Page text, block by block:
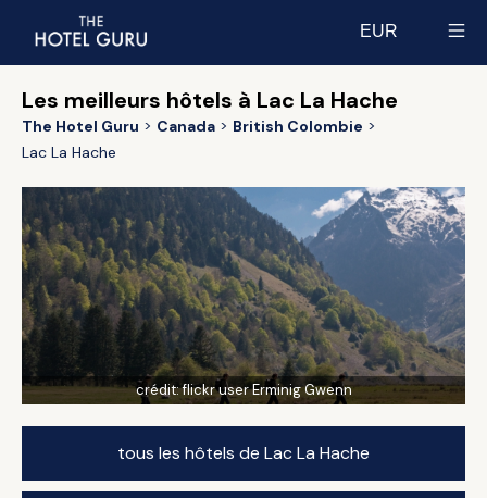
EUR
Les meilleurs hôtels à Lac La Hache
The Hotel Guru Canada
British Colombie
Lac La Hache
crédit:flickr user Erminig Gwenn
tous les hôtels de Lac La Hache